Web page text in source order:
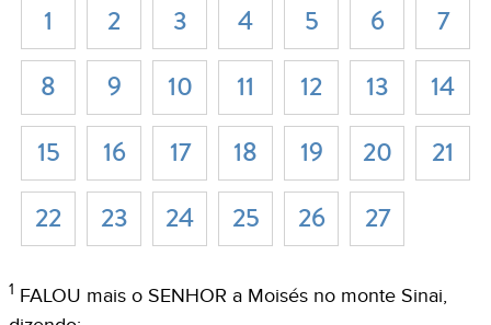
1 FALOU mais o SENHOR a Moisés no monte Sinai,
1 2 3 4 5 6
7
8
9 10 11 12 13
14
15
16 17 18 19 20
21
22
23 24 25 26 27